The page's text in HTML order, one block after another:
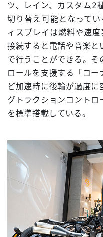
ツ、レイン、カスタム2
切り替え可能となって
ィスプレイは燃料や速
接続すると電話や音楽と
で行うことができる。そ
ロールを支援する「コー
ど加速時に後輪が過度に
グトラクションコントロ
を標準搭載している。